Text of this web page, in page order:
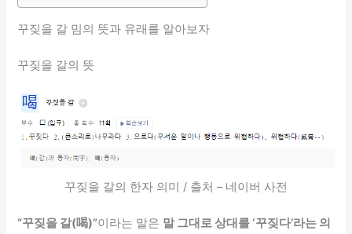
꾸짖을 갈 밈의 뜻과 유래를 알아보자
꾸짖을 갈의 뜻
꾸짖을 갈의 한자 의미 / 출처 – 네이버 사전
“꾸짖을 갈(喝)”이라는 말은 말 그대로 상대를 ‘꾸짖다’라는 의